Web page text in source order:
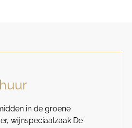
in de groene
wijnspeciaalzaak De